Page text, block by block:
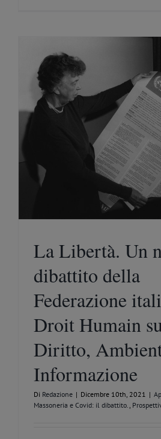
La Libertà. Un
dibattito della
Federazione
Droit Humain
Diritto,
Informazione
Di Redazione | Dicembre 10th, 2021 |
Massoneria e Covid: il dibattito.,